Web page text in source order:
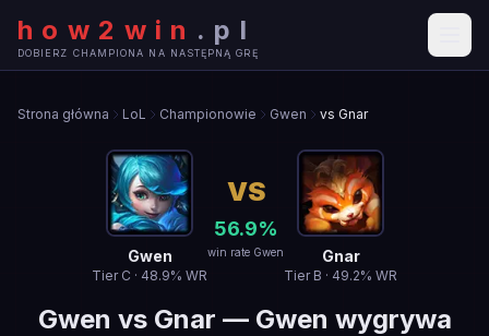
how2win . pl
DOBIERZ CHAMPIONA NA NASTĘPNĄ GRĘ
Strona główna LoL Championowie Gwen vs Gnar
Gwen
Tier C · 48.9% WR
VS
56.9%
win rate Gwen Gnar
Tier B · 49.2% WR
Gwen vs Gnar — Gwen wygrywa